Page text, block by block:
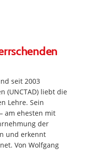
seit 2003
(UNCTAD) liebt die
Lehre. Sein
am ehesten mit
der
und erkennt
Von Wolfgang